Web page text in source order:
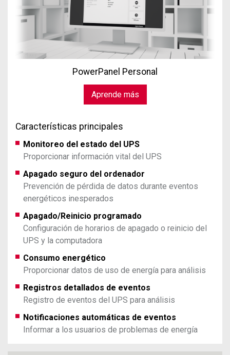
PowerPanel Personal
Aprende más
Características principales
Monitoreo del estado del UPS
Proporcionar información vital del UPS
Apagado seguro del ordenador
Prevención de pérdida de datos durante eventos
energéticos inesperados
Apagado/Reinicio programado
Configuración de horarios de apagado o reinicio del
UPS y la computadora
Consumo energético
Proporcionar datos de uso de energía para análisis
Registros detallados de eventos
Registro de eventos del UPS para análisis
Notificaciones automáticas de eventos
Informar a los usuarios de problemas de energía